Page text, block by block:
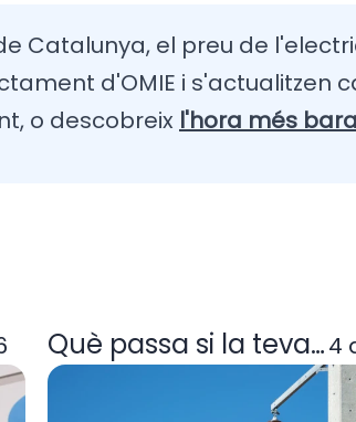
Catalunya, el preu de
d'OMIE i s'actualitzen
o descobreix l'hora més
tarifa de llum et convé
Què passa si la teva 4